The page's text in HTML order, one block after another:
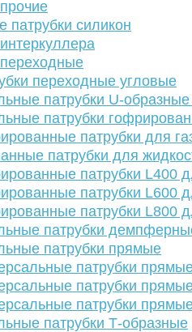
патрубки силикон
переходные угловые
патрубки U-
патрубки
патрубки для
патрубки для
патрубки L400
патрубки L600
патрубки L800
патрубки
патрубки прямые
патрубки
патрубки
патрубки
патрубки Т-образные